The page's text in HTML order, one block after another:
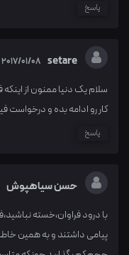
پاسخ
setare
2017/01/08
سلام یک دنیا ممنون از اینکه
کار رو ادامه بده و
پاسخ
حسن سیاهپوش
با درود فراوان،خسته
پیامی داشتند و به همین